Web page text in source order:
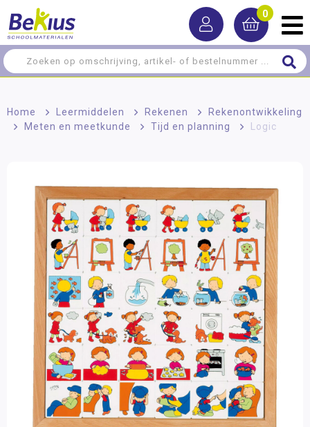
0
Home > Leermiddelen > Rekenen >
Rekenontwikkeling
>
Meten en meetkunde > Tijd en planning > Logic